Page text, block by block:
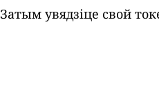
Затым увядзіце свой